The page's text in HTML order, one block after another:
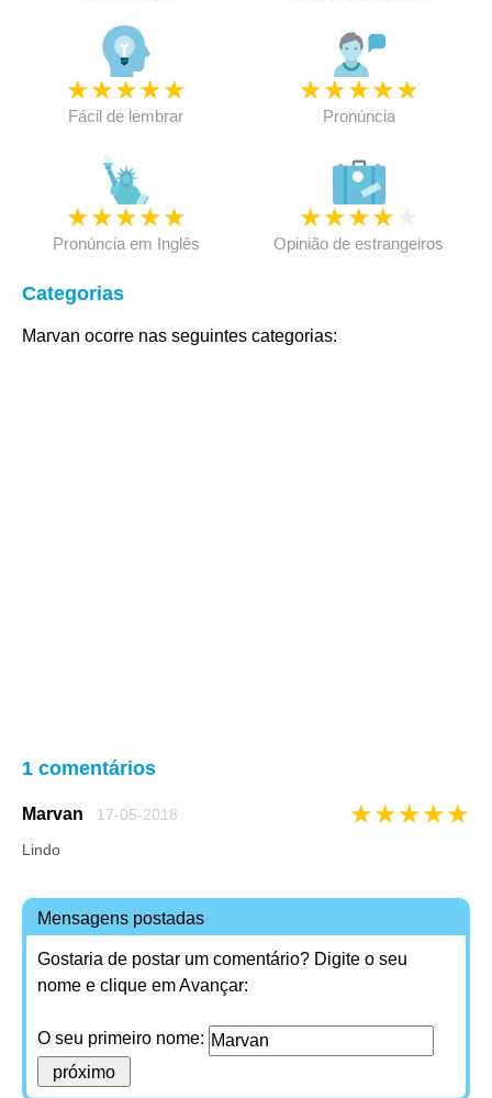
★★★★★
Fácil de lembrar
★★★★★
Pronúncia
★★★★★
Pronúncia em Inglês
★★★★
Opinião de estrangeiros
Categorias
Marvan ocorre nas seguintes categorias:
1 comentários
Marvan 17-05-2018 ★★★★★
Lindo
Mensagens postadas
Gostaria de postar um comentário? Digite o seu
nome e clique em Avançar:
O seu primeiro nome: